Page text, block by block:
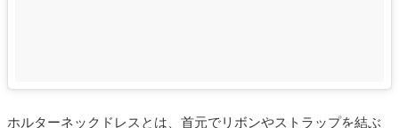
ホルターネックドレスとは、首元でリボンやストラップを結ぶ